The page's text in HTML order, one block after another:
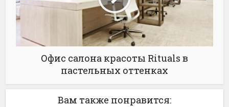
Офис салона красоты Rituals в
пастельных оттенках
Вам также понравится: